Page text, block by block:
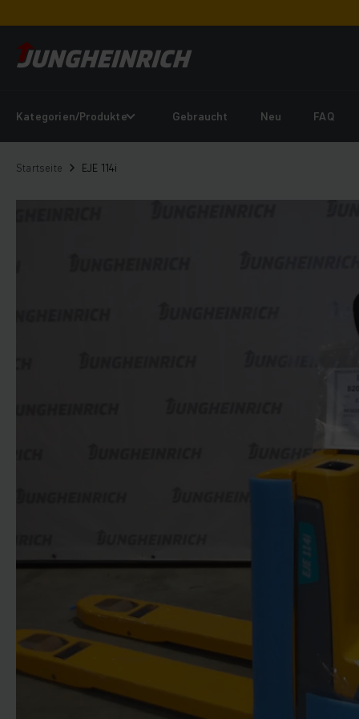
Kategorien/Produkte Gebraucht Neu FAQ
Startseite EJE 114i